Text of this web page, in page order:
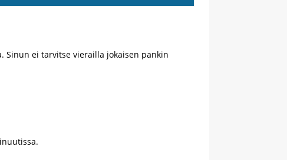
Sinun ei tarvitse vierailla jokaisen pankin